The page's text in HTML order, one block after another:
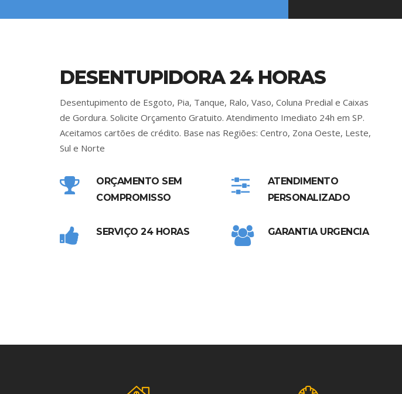
DESENTUPIDORA 24 HORAS
Desentupimento de Esgoto, Pia, Tanque, Ralo, Vaso, Coluna Predial e Caixas
de Gordura. Solicite Orçamento Gratuito. Atendimento Imediato 24h em SP.
Aceitamos cartões de crédito. Base nas Regiões: Centro, Zona Oeste, Leste,
Sul e Norte
ORÇAMENTO SEM
COMPROMISSO
ATENDIMENTO
PERSONALIZADO
SERVIÇO 24 HORAS GARANTIA URGENCIA